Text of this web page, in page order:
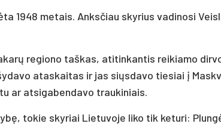
1948 metais. Anksčiau skyrius vadinosi
regiono taškas, atitinkantis reikiamo
ataskaitas ir jas siųsdavo tiesiai į
ar atsigabendavo traukiniais.
tokie skyriai Lietuvoje liko tik keturi: